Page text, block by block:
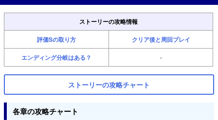
ストーリーの攻略情報
評価Sの取り方 クリア後と周回プレイ
エンディング分岐はある？ -
ストーリーの攻略チャート
各章の攻略チャート